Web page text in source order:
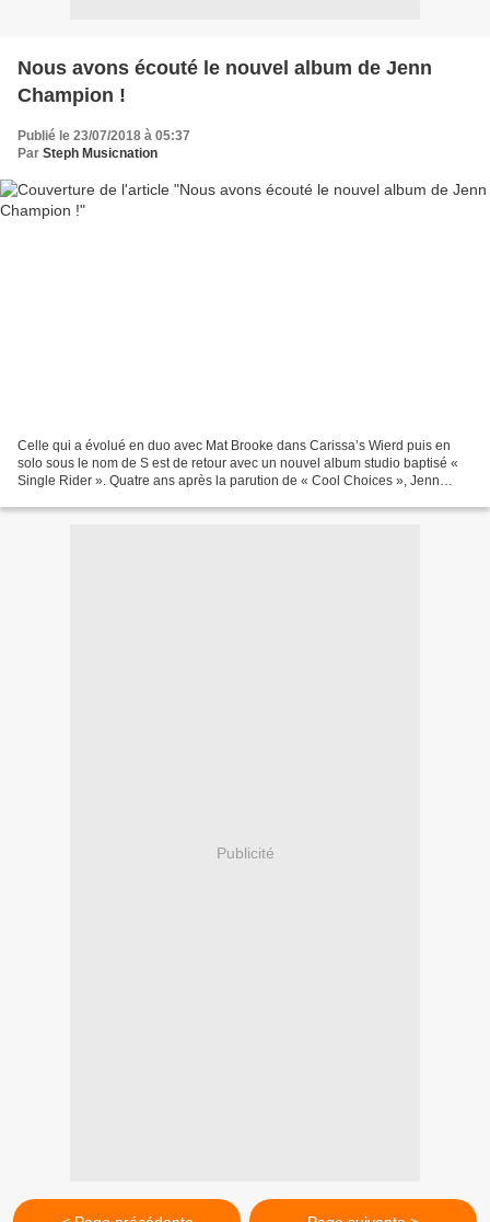
Nous avons écouté le nouvel album de Jenn
Champion !
Publié le 23/07/2018 à 05:37
Par Steph Musicnation
Celle qui a évolué en duo avec Mat Brooke dans Carissa’s Wierd puis en
solo sous le nom de S est de retour avec un nouvel album studio baptisé «
Single Rider ». Quatre ans après la parution de « Cool Choices », Jenn
Publicité